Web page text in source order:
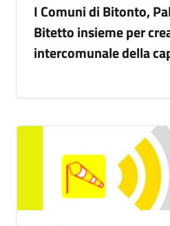
I Comuni di Bitonto,
Bitetto insieme per
intercomunale della